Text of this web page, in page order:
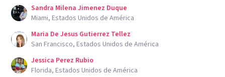
Sandra Milena Jimenez Duque
Miami, Estados Unidos de América
Maria De Jesus Gutierrez Tellez
San Francisco, Estados Unidos de América
Jessica Perez Rubio
Florida, Estados Unidos de América